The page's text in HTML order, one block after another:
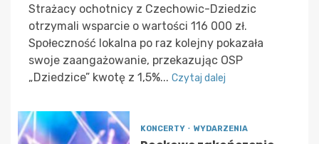
Strażacy ochotnicy z Czechowic-Dziedzic
otrzymali wsparcie o wartości 116 000 zł.
Społeczność lokalna po raz kolejny pokazała
swoje zaangażowanie, przekazując OSP
„Dziedzice” kwotę z 1,5%... Czytaj dalej
KONCERTY WYDARZENIA